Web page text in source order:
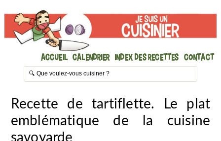
Accueil Calendrier Index des recettes Contact
Recette de tartiflette. Le plat
emblématique de la cuisine
savoyarde